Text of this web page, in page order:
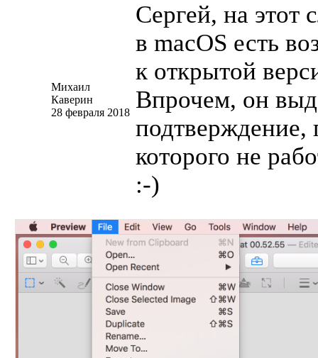
Михаил
Каверин
28 февраля 2018
Сергей, на этот
в macOS есть
к открытой
Впрочем, он
подтверждение,
которого не
:-)